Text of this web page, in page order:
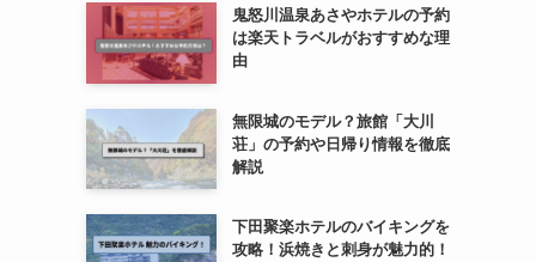
鬼怒川温泉あさやホテルの予約
は楽天トラベルがおすすめな理
由
無限城のモデル？旅館「大川
荘」の予約や日帰り情報を徹底
解説
下田聚楽ホテルのバイキングを
攻略！浜焼きと刺身が魅力的！